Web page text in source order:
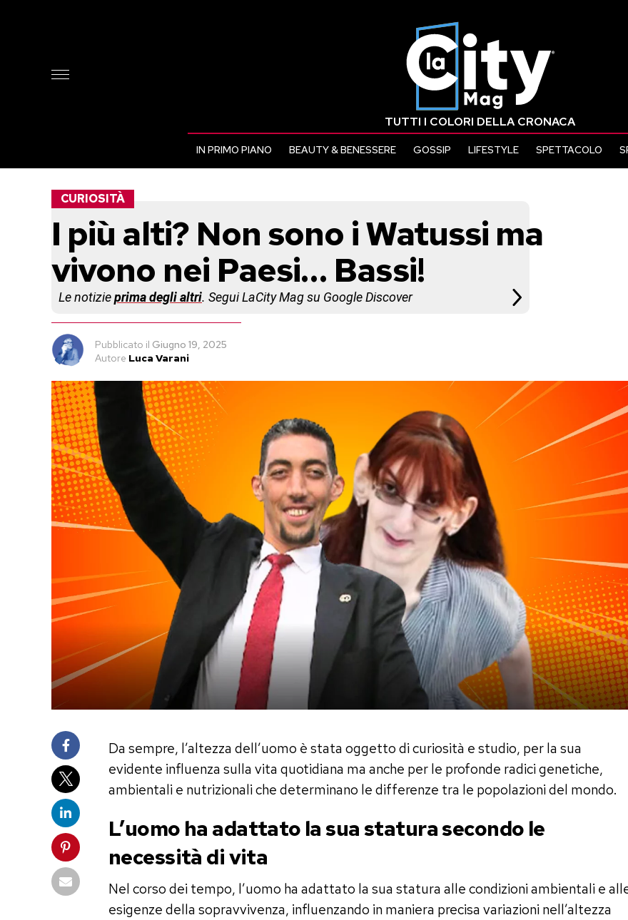
TUTTI I COLORI DELLA CRONACA
IN PRIMO PIANO BEAUTY & BENESSERE GOSSIP LIFESTYLE SPETTACOLO
CURIOSITÀ
I più alti? Non sono i Watussi ma
vivono nei Paesi… Bassi!
Le notizieprima degli altri. Segui LaCity Mag su Google Discover
Pubblicato il Giugno 19, 2025
Autore Luca Varani
Da sempre, l’altezza dell’uomo è stata oggetto di curiosità e studio, per la sua
evidente influenza sulla vita quotidiana ma anche per le profonde radici genetiche,
ambientali e nutrizionali che determinano le differenze tra le popolazioni del mondo.
L’uomo ha adattato la sua statura secondo le
necessità di vita
Nel corso dei tempo, l’uomo ha adattato la sua statura alle condizioni ambientali e
esigenze della sopravvivenza, influenzando in maniera precisa variazioni nell’altezza